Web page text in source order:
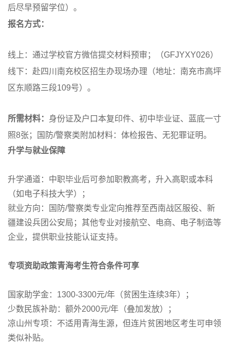
后尽早预留学位）。
报名方式：
线上：通过学校官方微信提交材料预审；（GFJYXY026）
线下：赴四川南充校区招生办现场办理（地址：南充市高坪
区东顺路三段109号）。
所需材料： 身份证及户口本复印件、初中毕业证、蓝底一寸
照8张；国防/警察类 附加材料：体检报告、无犯罪证明。
升学与就业保障
升学通道：中职毕业后可参加职教高考，升入高职或本科
（如电子科技大学）；
就业方向：国防/警察类专业定向推荐至西南战区服役、新
疆建设兵团公安局；其他专业对接航空、电商、电子制造等
企业，提供职业技能认证支持。
专项资助政策青海考生符合条件可享
国家助学金：1300-3300元/年（贫困生连续3年）；
少数民族补助：额外2000元/年（叠加发放）；
凉山州专项：不适用青海生源，但连片贫困地区考生可申领
类似补贴。